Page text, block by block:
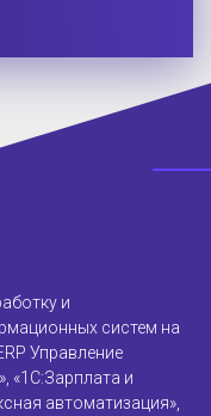
и
систем на
Управление
«1С:Зарплата и
автоматизация»,